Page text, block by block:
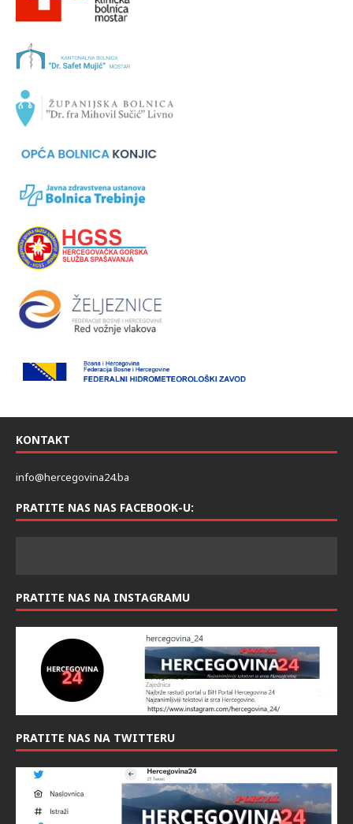
KONTAKT
info@hercegovina24.ba
PRATITE NAS NAS FACEBOOK-U:
PRATITE NAS NA INSTAGRAMU
PRATITE NAS NA TWITTERU